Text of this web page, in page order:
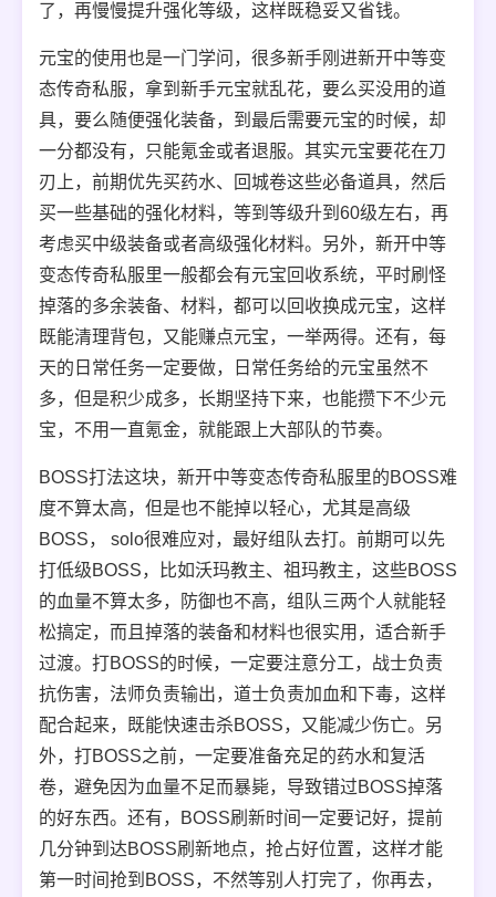
了，再慢慢提升强化等级，这样既稳妥又省钱。
元宝的使用也是一门学问，很多新手刚进新开中等变
态传奇私服，拿到新手元宝就乱花，要么买没用的道
具，要么随便强化装备，到最后需要元宝的时候，却
一分都没有，只能氪金或者退服。其实元宝要花在刀
刃上，前期优先买药水、回城卷这些必备道具，然后
买一些基础的强化材料，等到等级升到60级左右，再
考虑买中级装备或者高级强化材料。另外，新开中等
变态传奇私服里一般都会有元宝回收系统，平时刷怪
掉落的多余装备、材料，都可以回收换成元宝，这样
既能清理背包，又能赚点元宝，一举两得。还有，每
天的日常任务一定要做，日常任务给的元宝虽然不
多，但是积少成多，长期坚持下来，也能攒下不少元
宝，不用一直氪金，就能跟上大部队的节奏。
BOSS打法这块，新开中等变态传奇私服里的BOSS难
度不算太高，但是也不能掉以轻心，尤其是高级
BOSS， solo很难应对，最好组队去打。前期可以先
打低级BOSS，比如沃玛教主、祖玛教主，这些BOSS
的血量不算太多，防御也不高，组队三两个人就能轻
松搞定，而且掉落的装备和材料也很实用，适合新手
过渡。打BOSS的时候，一定要注意分工，战士负责
抗伤害，法师负责输出，道士负责加血和下毒，这样
配合起来，既能快速击杀BOSS，又能减少伤亡。另
外，打BOSS之前，一定要准备充足的药水和复活
卷，避免因为血量不足而暴毙，导致错过BOSS掉落
的好东西。还有，BOSS刷新时间一定要记好，提前
几分钟到达BOSS刷新地点，抢占好位置，这样才能
第一时间抢到BOSS，不然等别人打完了，你再去，